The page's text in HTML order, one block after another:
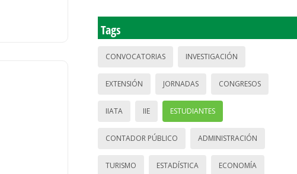
Tags
CONVOCATORIAS INVESTIGACIÓN
EXTENSIÓN JORNADAS CONGRESOS
IIATA IIE ESTUDIANTES
CONTADOR PÚBLICO ADMINISTRACIÓN
TURISMO ESTADÍSTICA ECONOMÍA